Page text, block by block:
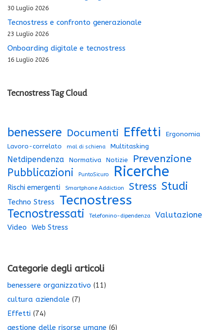
30 Luglio 2026
Tecnostress e confronto generazionale
23 Luglio 2026
Onboarding digitale e tecnostress
16 Luglio 2026
Tecnostress Tag Cloud
benessere Documenti Effetti Ergonomia
Lavoro-correlato mal di schiena Multitasking
Netdipendenza Normativa Notizie Prevenzione
Pubblicazioni PuntoSicuro Ricerche
Rischi emergenti Smartphone Addiction Stress Studi
Techno Stress Tecnostress
Tecnostressati Telefonino-dipendenza Valutazione
Video Web Stress
Categorie degli articoli
benessere organizzativo (11)
cultura aziendale (7)
Effetti (74)
gestione delle risorse umane (6)